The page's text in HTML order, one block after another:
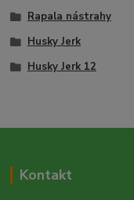
Rapala nástrahy
Husky Jerk
Husky Jerk 12
Kontakt